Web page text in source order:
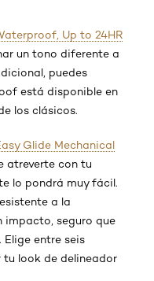
Up to 24HR
un tono diferente a
puedes
está disponible en
los clásicos.
Glide Mechanical
atreverte con tu
lo pondrá muy fácil.
a la
impacto, seguro que
entre seis
look de delineador